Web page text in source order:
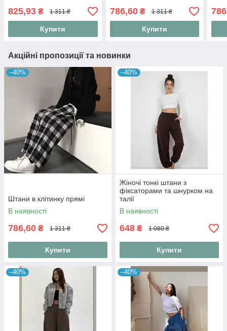
825,93 ₴ 1 311 ₴
Купити
786,60₴ 1 311 ₴
Купити
Акційні пропозиції та новинки
–40%
Штани в клітинку прямі
В наявності
786,60 ₴ 1 311 ₴
Купити
–40%
Жіночі тонкі штани з
фіксаторами та шнурком на
талії
В наявності
648 ₴ 1 080 ₴
Купити
–40% –40%